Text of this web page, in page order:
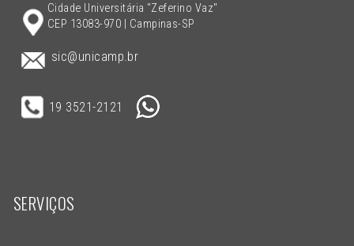
Cidade Universitária "Zeferino Vaz"
CEP 13083-970 | Campinas-SP
sic@unicamp.br
19 3521-2121
SERVIÇOS